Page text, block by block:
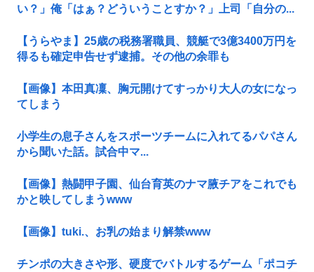
い？」俺「はぁ？どういうことすか？」上司「自分の...
【うらやま】25歳の税務署職員、競艇で3億3400万円を
得るも確定申告せず逮捕。その他の余罪も
【画像】本田真凜、胸元開けてすっかり大人の女になっ
てしまう
小学生の息子さんをスポーツチームに入れてるパパさん
から聞いた話。試合中マ...
【画像】熱闘甲子園、仙台育英のナマ腋チアをこれでも
かと映してしまうwww
【画像】tuki.、お乳の始まり解禁www
チンポの大きさや形、硬度でバトルするゲーム「ポコチ